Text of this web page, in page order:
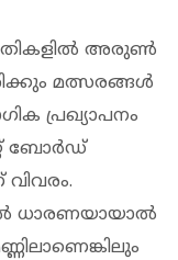
അരുൺ
മത്സരങ്ങൾ
പ്രഖ്യാപനം
ബോർഡ്
ധാരണയായാൽ